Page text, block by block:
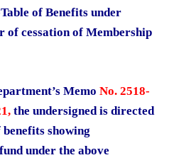
of Benefits under
of cessation of Membership
Memo No. 2518-
, the undersigned is directed
showing
under the above